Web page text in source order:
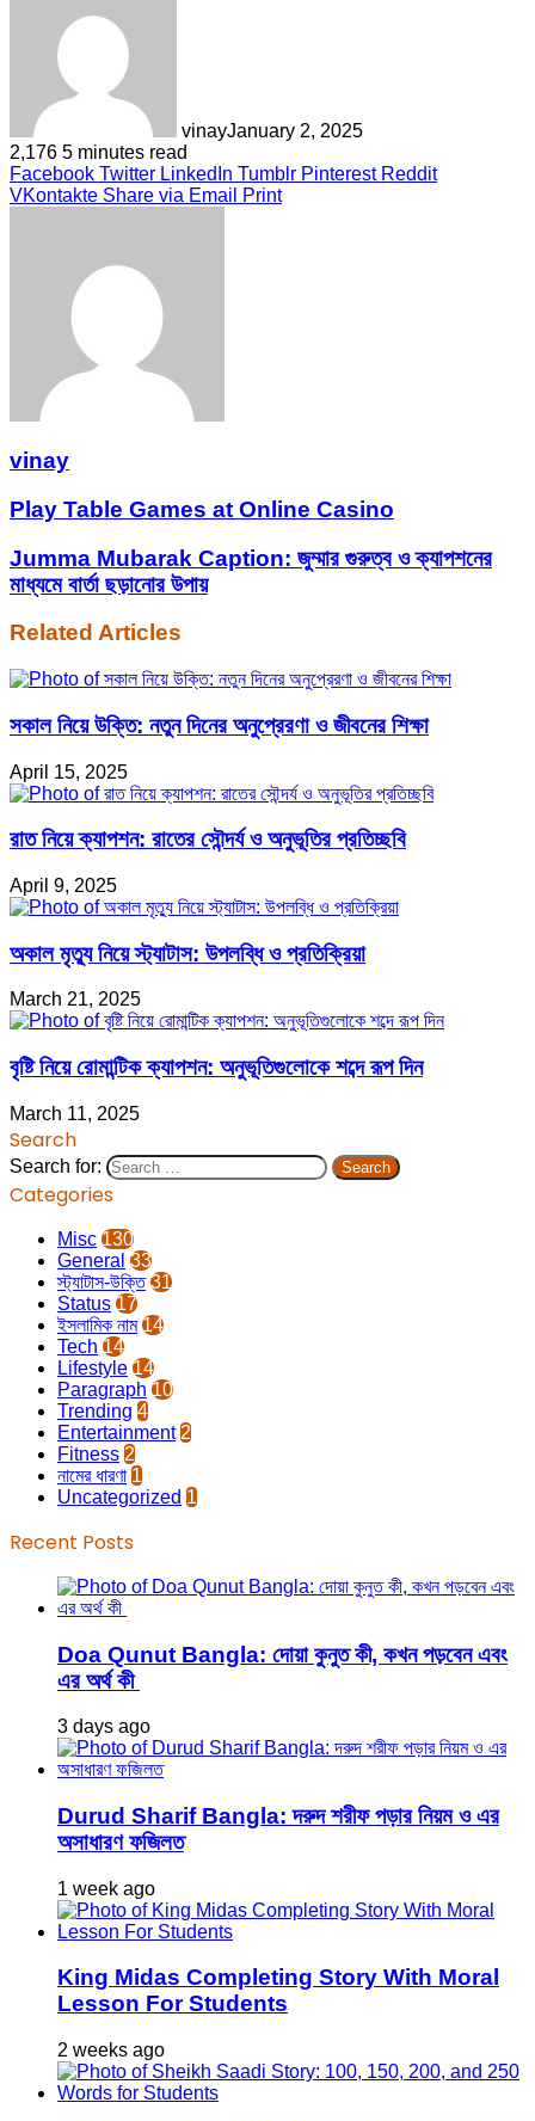
vinayJanuary 2, 2025
2,176 5 minutes read
Facebook Twitter LinkedIn Tumblr Pinterest Reddit
VKontakte Share via Email Print
vinay
Play Table Games at Online Casino
Jumma Mubarak Caption: জুম্মার গুরুত্ব ও ক্যাপশনের
মাধ্যমে বার্তা ছড়ানোর উপায়
Related Articles
সকাল নিয়ে উক্তি: নতুন দিনের অনুপ্রেরণা ও জীবনের শিক্ষা
April 15, 2025
রাত নিয়ে ক্যাপশন: রাতের সৌন্দর্য ও অনুভূতির প্রতিচ্ছবি
April 9, 2025
অকাল মৃত্যু নিয়ে স্ট্যাটাস: উপলব্ধি ও প্রতিক্রিয়া
March 21, 2025
বৃষ্টি নিয়ে রোমান্টিক ক্যাপশন: অনুভূতিগুলোকে শব্দে রূপ দিন
March 11, 2025
Search
Search for:
Categories
Misc 130
General 33
স্ট্যাটাস-উক্তি 31
Status 17
ইসলামিক নাম 14
Tech 14
Lifestyle 14
Paragraph 10
Trending 4
Entertainment 2
Fitness 2
নামের ধারণা 1
Uncategorized 1
Recent Posts
Doa Qunut Bangla: দোয়া কুনুত কী, কখন পড়বেন এবং
এর অর্থ কী
3 days ago
Durud Sharif Bangla: দরুদ শরীফ পড়ার নিয়ম ও এর
অসাধারণ ফজিলত
1 week ago
King Midas Completing Story With Moral
Lesson For Students
2 weeks ago